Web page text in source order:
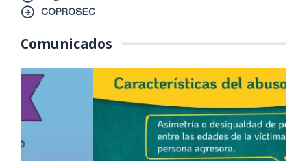
COPROSEC
Comunicados